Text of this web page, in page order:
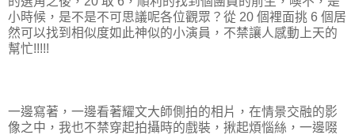
小時候，是不是不可思議呢各位觀眾？從 20 個裡面挑 6 個居
然可以找到相似度如此神似的小演員，不禁讓人感動上天的
幫忙!!!!!
一邊寫著，一邊看著耀文大師側拍的相片，在情景交融的影
像之中，我也不禁穿起拍攝時的戲裝，揪起煩惱絲，一邊啜